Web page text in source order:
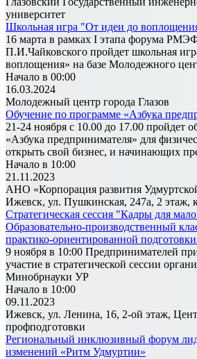
университет
Школьная игра "От идеи до
16 марта в рамках I этапа форума
П.И.Чайковского пройдет школьная
воплощения» на базе Молодежного
Начало в 00:00
16.03.2024
Молодежный центр города Глазов
Обучение по программе «Азбука
21-24 ноября с 10.00 до 17.00 пройдет
«Азбука предпринимателя» для
открыть свой бизнес, и начинающих
Начало в 10:00
21.11.2023
АНО «Корпорация развития
Ижевск, ул. Пушкинская, 247а, 2 этаж,
Стратегическая сессия "Кадры для
Образовательно-производственный
практико-ориентированной
9 ноября в 10:00 Предпринимателей
участие в стратегической сессии
Минобрнауки УР
Начало в 10:00
09.11.2023
Ижевск, ул. Ленина, 16, 2-ой этаж,
профподготовки
Региональный инклюзивный форум
изменений «Ритм Удмуртии»